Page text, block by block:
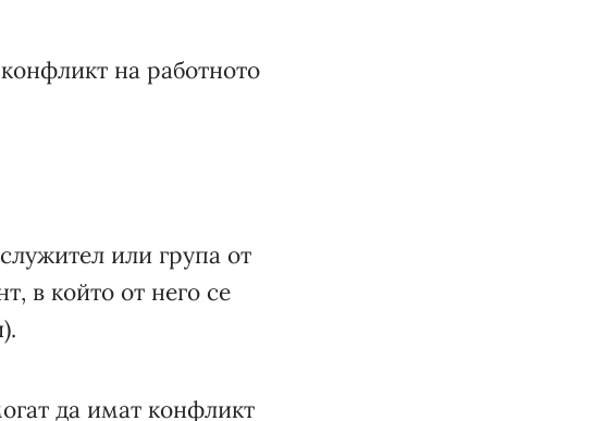
на работното
или група от
в който от него се
да имат конфликт